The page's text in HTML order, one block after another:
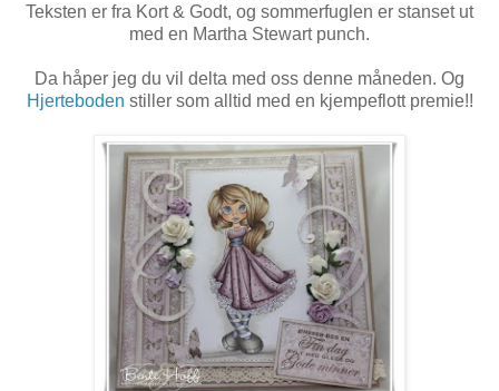
Teksten er fra Kort & Godt, og sommerfuglen er stanset ut
med en Martha Stewart punch.
Da håper jeg du vil delta med oss denne måneden. Og
Hjerteboden stiller som alltid med en kjempeflott premie!!